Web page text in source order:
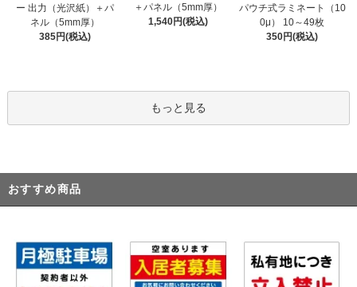
ー 出力（光沢紙）＋パ
ネル（5mm厚）
385円(税込)
＋パネル（5mm厚）
1,540円(税込)
パウチ式ラミネート（10
0μ） 10～49枚
350円(税込)
もっと見る
おすすめ商品